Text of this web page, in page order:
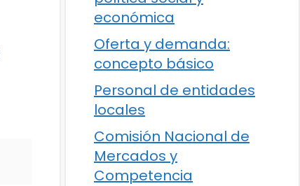
económica
Oferta y demanda:
concepto básico
Personal de entidades
locales
Comisión Nacional de
Mercados y
Competencia